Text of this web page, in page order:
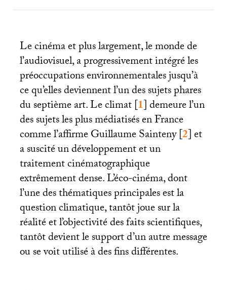
Le cinéma et plus largement, le monde de
l’audiovisuel, a progressivement intégré les
préoccupations environnementales jusqu’à
ce qu’elles deviennent l’un des sujets phares
du septième art. Le climat[1]demeure l’un
des sujets les plus médiatisés en France
comme l’affirme Guillaume Sainteny[2]et
a suscité un développement et un
traitement cinématographique
extrêmement dense. L’éco-cinéma, dont
l’une des thématiques principales est la
question climatique, tantôt joue sur la
réalité et l’objectivité des faits scientifiques,
tantôt devient le support d’un autre message
ou se voit utilisé à des fins différentes.